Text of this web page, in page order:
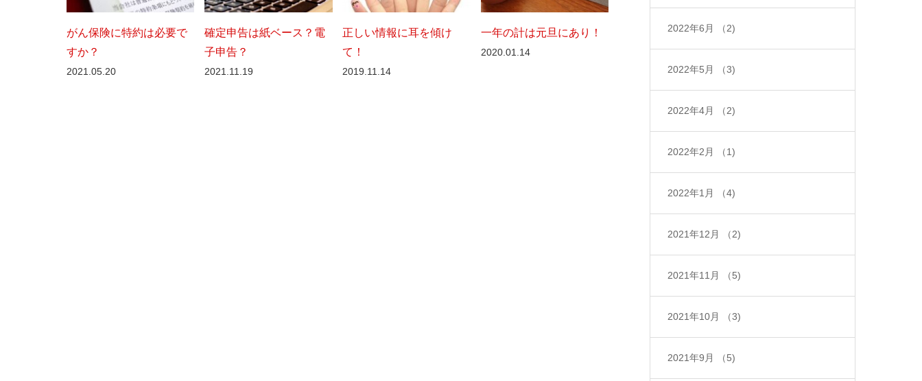
がん保険に特約は必要で
すか？
2021.05.20
確定申告は紙ベース？電
子申告？
2021.11.19
正しい情報に耳を傾け
て！
2019.11.14
一年の計は元旦にあり！
2020.01.14
2022年6月 （2)
2022年5月 （3)
2022年4月 （2)
2022年2月 （1)
2022年1月 （4)
2021年12月 （2)
2021年11月 （5)
2021年10月 （3)
2021年9月 （5)